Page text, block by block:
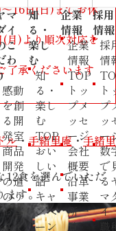
マ
イ
こ
わ
感動
を創
る開
発室
商品
開発
の道
のり
お客
さま
知
る・
楽し
む
知
る・
楽し
む
TOP
おい
しい
話
キャ
ンペ
ーン
企業
情報
企業
情報
TOP
トッ
プメ
ッセ
ージ
会社
概要
沿革
事業
所一
覧
採用
情報
採
情
ト
プ
ッ
ー
数
で
る
マ
イ
職
16日(日)までお休
月)より順次対応を
了承くださいます
ル・ 手緒里庵・手緒里
12食を選んでいただ
ます。